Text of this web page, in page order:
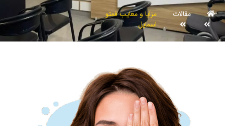
مقالات
مزایا و معایب فمتو
اسمایل